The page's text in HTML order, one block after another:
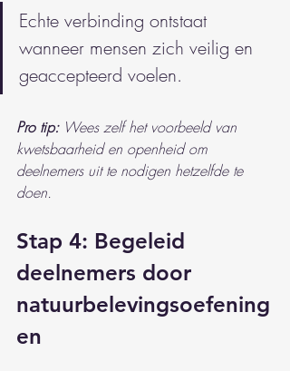
Echte verbinding ontstaat
wanneer mensen zich veilig en
geaccepteerd voelen.
Pro tip: Wees zelf het voorbeeld van
kwetsbaarheid en openheid om
deelnemers uit te nodigen hetzelfde te
doen.
Stap 4: Begeleid
deelnemers door
natuurbelevingsoefening
en